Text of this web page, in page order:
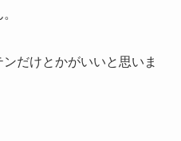
だけとかがいいと思いま